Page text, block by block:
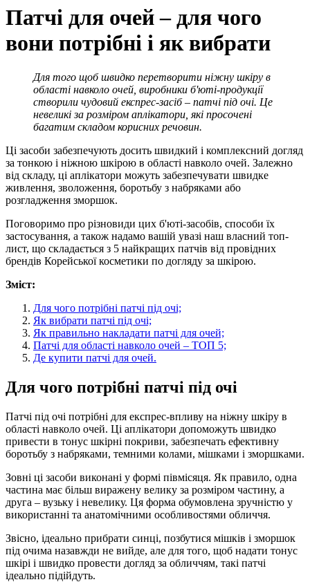
Патчі для очей – для чого
вони потрібні і як вибрати
Для того щоб швидко перетворити ніжну шкіру в
області навколо очей, виробники б'юті-продукції
створили чудовий експрес-засіб – патчі під очі. Це
невеликі за розміром аплікатори, які просочені
багатим складом корисних речовин.
Ці засоби забезпечують досить швидкий і комплексний догляд
за тонкою і ніжною шкірою в області навколо очей. Залежно
від складу, ці аплікатори можуть забезпечувати швидке
живлення, зволоження, боротьбу з набряками або
розгладження зморшок.
Поговоримо про різновиди цих б'юті-засобів, способи їх
застосування, а також надамо вашій увазі наш власний топ-
лист, що складається з 5 найкращих патчів від провідних
брендів Корейської косметики по догляду за шкірою.
Зміст:
Для чого потрібні патчі під очі;
Як вибрати патчі під очі;
Як правильно накладати патчі для очей;
Патчі для області навколо очей – ТОП 5;
Де купити патчі для очей.
Для чого потрібні патчі під очі
Патчі під очі потрібні для експрес-впливу на ніжну шкіру в
області навколо очей. Ці аплікатори допоможуть швидко
привести в тонус шкірні покриви, забезпечать ефективну
боротьбу з набряками, темними колами, мішками і зморшками.
Зовні ці засоби виконані у формі півмісяця. Як правило, одна
частина має більш виражену велику за розміром частину, а
друга – вузьку і невелику. Ця форма обумовлена зручністю у
використанні та анатомічними особливостями обличчя.
Звісно, ідеально прибрати синці, позбутися мішків і зморшок
під очима назавжди не вийде, але для того, щоб надати тонус
шкірі і швидко провести догляд за обличчям, такі патчі
ідеально підійдуть.